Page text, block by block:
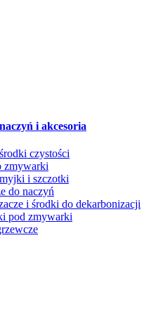
i akcesoria
czystości
zmywarki
i szczotki
do naczyń
i środki do dekarbonizacji
pod zmywarki